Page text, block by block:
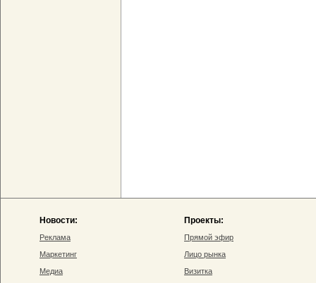
Новости:
Реклама
Маркетинг
Медиа
Проекты:
Прямой эфир
Лицо рынка
Визитка